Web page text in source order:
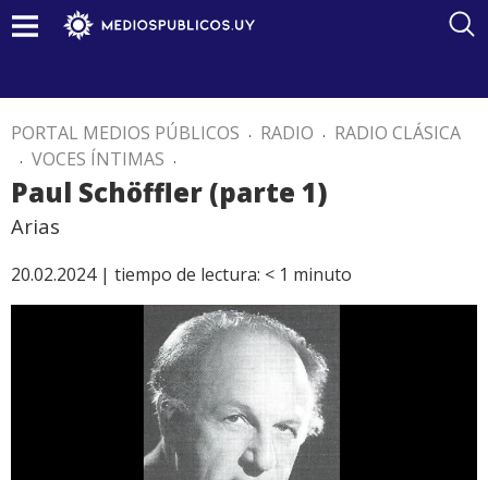
PORTAL MEDIOS PÚBLICOS . RADIO . RADIO CLÁSICA
. VOCES ÍNTIMAS .
Paul Schöffler (parte 1)
Arias
20.02.2024 | tiempo de lectura: < 1 minuto